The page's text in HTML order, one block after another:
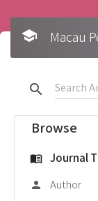
school Macau
search
Browse
menu_book Journal
person Author